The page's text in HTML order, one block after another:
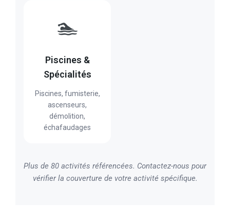
🏊
Piscines &
Spécialités
Piscines, fumisterie,
ascenseurs,
démolition,
échafaudages
Plus de 80 activités référencées. Contactez-nous pour
vérifier la couverture de votre activité spécifique.